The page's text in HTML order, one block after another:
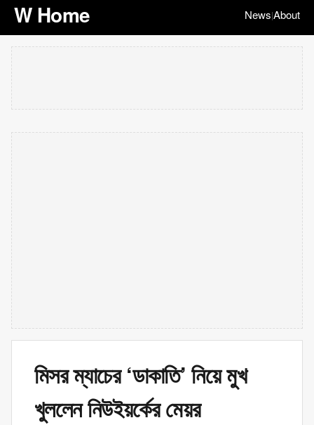
W Home News|About
মিসর ম্যাচের ‘ডাকাতি’ নিয়ে মুখ
খুললেন নিউইয়র্কের মেয়র